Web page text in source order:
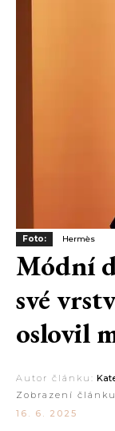
Foto: Hermès
Módní
své
oslovil
Autor článku:
Zobrazení
16. 6. 2025